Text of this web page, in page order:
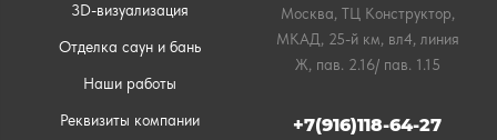
3D-визуализация
Отделка саун и бань
Наши работы
Реквизиты компании
Москва, ТЦ Конструктор,
МКАД, 25-й км, вл4, линия
Ж, пав. 2.16/ пав. 1.15
+7(916)118-64-27